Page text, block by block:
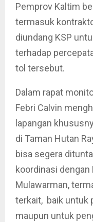
Pemprov Kaltim
termasuk
diundang KSP
terhadap
tol tersebut.
Dalam rapat
Febri Calvin
lapangan
di Taman Hutan
bisa segera
koordinasi dengan
Mulawarman,
terkait, baik untuk
maupun untuk